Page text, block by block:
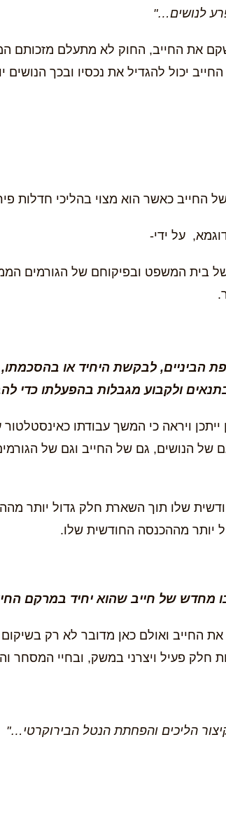
לנושים…"
את החייב, החוק לא מתעלם מזכותם
יכול להגדיל את נכסיו ובכך
החייב כאשר הוא מצוי בהליכי חדלות
על ידי-
בית המשפט ובפיקוחם של הגורמים
הביניים, לבקשת היחיד או
ולקבוע מגבלות בהפעלתו כדי
ויראה כי המשך עבודתו
של הנושים, גם של החייב וגם של
שלו תוך השארת חלק גדול יותר
יותר מההכנסה החודשית שלו.
מחדש של חייב שהוא יחיד במרקם
ואולם כאן מדובר לא רק
פעיל ויצרני במשק, ובחיי המסחר
הליכים והפחתת הנטל הבירוקרטי…"